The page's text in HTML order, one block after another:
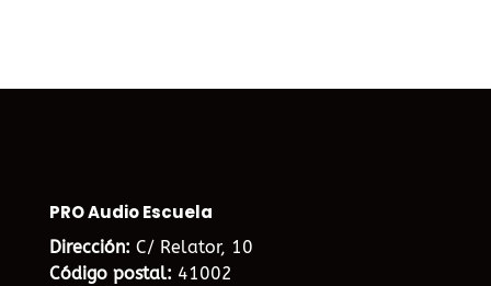
PRO Audio Escuela
Dirección: C/ Relator, 10
Código postal: 41002